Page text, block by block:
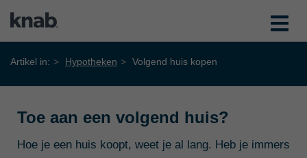
Artikel in: Hypotheken Volgend huis kopen
Toe aan een volgend huis?
Hoe je een huis koopt, weet je al lang. Heb je immers